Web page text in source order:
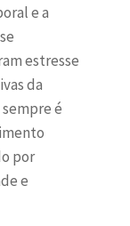
e a
estresse
da
é
por
e